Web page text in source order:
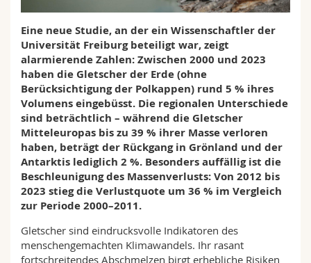
Math.-Nat. und Med. Fak.
Interfakultär
Mitarbeitende
Doktorierende
Webmail
Vorlesungsverzeichnis
MyUnifr
Eine neue Studie, an der ein Wissenschaftler der
Universität Freiburg beteiligt war, zeigt
alarmierende Zahlen: Zwischen 2000 und 2023
haben die Gletscher der Erde (ohne
Berücksichtigung der Polkappen) rund 5 % ihres
Volumens eingebüsst. Die regionalen Unterschiede
sind beträchtlich – während die Gletscher
Mitteleuropas bis zu 39 % ihrer Masse verloren
haben, beträgt der Rückgang in Grönland und der
Antarktis lediglich 2 %. Besonders auffällig ist die
Beschleunigung des Massenverlusts: Von 2012 bis
2023 stieg die Verlustquote um 36 % im Vergleich
zur Periode 2000–2011.
Gletscher sind eindrucksvolle Indikatoren des
menschengemachten Klimawandels. Ihr rasant
fortschreitendes Abschmelzen birgt erhebliche Risiken